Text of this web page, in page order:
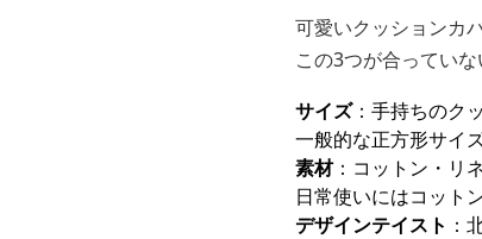
可愛いクッションカ
この3つが合ってい
サイズ：手持ちのク
一般的な正方形サイ
素材：コットン・リ
日常使いにはコット
デザインテイスト ：